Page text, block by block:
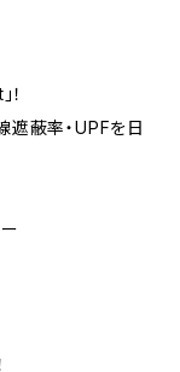
遮蔽率・UPFを日